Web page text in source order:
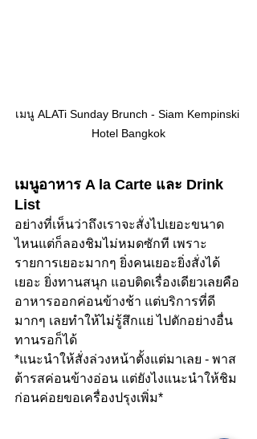
เมนู ALATi Sunday Brunch - Siam Kempinski
Hotel Bangkok
เมนูอาหาร A la Carte และ Drink
List
อย่างที่เห็นว่าถึงเราจะสั่งไปเยอะขนาด
ไหนแต่ก็ลองชิมไม่หมดซักที เพราะ
รายการเยอะมากๆ ยิ่งคนเยอะยิ่งสั่งได้
เยอะ ยิ่งทานสนุก แอบติดเรื่องเดียวเลยคือ
อาหารออกค่อนข้างช้า แต่บริการที่ดี
มากๆ เลยทำให้ไม่รู้สึกแย่ ไปตักอย่างอื่น
ทานรอก็ได้
*แนะนำให้สั่งล่วงหน้าตั้งแต่มาเลย - พาส
ต้ารสค่อนข้างอ่อน แต่ยังไงแนะนำให้ชิม
ก่อนค่อยขอเครื่องปรุงเพิ่ม*